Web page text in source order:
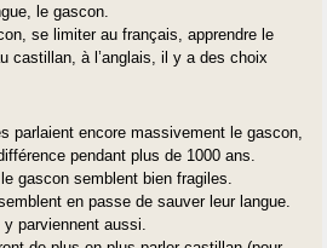
le gascon.
se limiter au français, apprendre le
castillan, à l’anglais, il y a des choix
parlaient encore massivement le gascon,
pendant plus de 1000 ans.
gascon semblent bien fragiles.
en passe de sauver leur langue.
parviennent aussi.